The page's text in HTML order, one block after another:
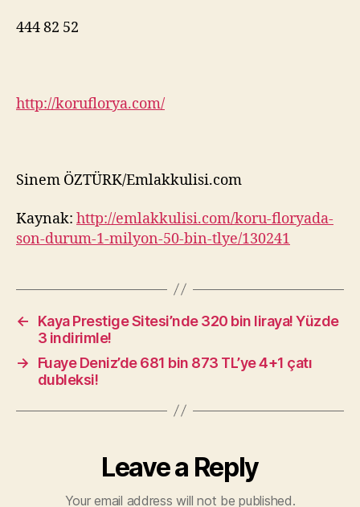
444 82 52
http://koruflorya.com/
Sinem ÖZTÜRK/Emlakkulisi.com
Kaynak: http://emlakkulisi.com/koru-floryada-
son-durum-1-milyon-50-bin-tlye/130241
←
Kaya Prestige Sitesi’nde 320 bin liraya! Yüzde
3 indirimle!
→
Fuaye Deniz’de 681 bin 873 TL’ye 4+1 çatı
dubleksi!
Leave a Reply
Your email address will not be published.